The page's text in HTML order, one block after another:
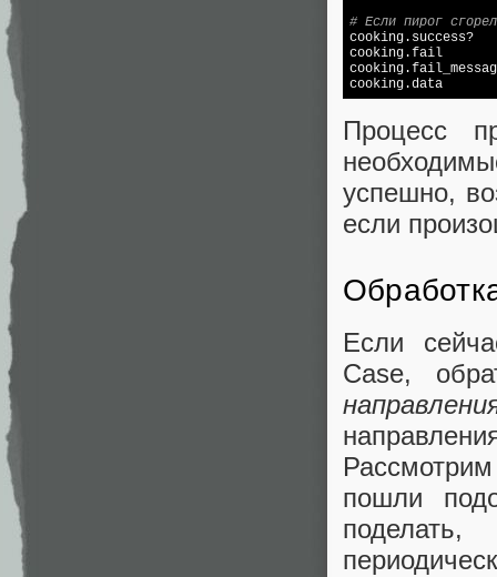
# Если пирог
Процесс
успешно,
если
Если
Case,
пошли